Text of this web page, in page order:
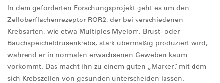
In dem geförderten Forschungsprojekt geht es um den
Zelloberflächenrezeptor ROR2, der bei verschiedenen
Krebsarten, wie etwa Multiples Myelom, Brust- oder
Bauchspeicheldrüsenkrebs, stark übermäßig produziert wird,
während er in normalen erwachsenen Geweben kaum
vorkommt. Das macht ihn zu einem guten „Marker“, mit dem
sich Krebszellen von gesunden unterscheiden lassen.